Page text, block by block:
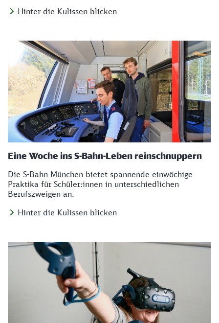
Hinter die Kulissen blicken
Eine Woche ins S-Bahn-Leben reinschnuppern
Die S-Bahn München bietet spannende einwöchige
Praktika für Schüler:innen in unterschiedlichen
Berufszweigen an.
Hinter die Kulissen blicken